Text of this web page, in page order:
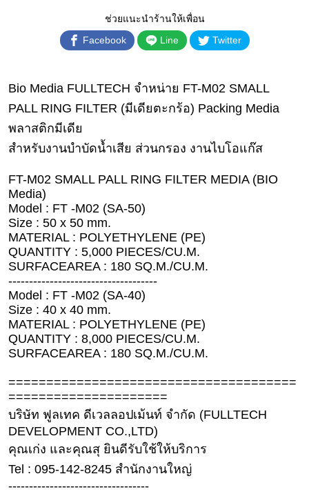
บันเทิง
ดู
หนัง
Station
ละคร
บันเทิง
เกาหลี
ไลฟ์
ไตล์
ดูด
วง
หญิง
ผู้ชาย
สุขภาพ
ท่อง
เที่ยว
ช่วยแนะนำร้านให้เพื่อน
Facebook
Line Twitter
Bio Media FULLTECH จำหน่าย FT-M02 SMALL
PALL RING FILTER (มีเดียตะกร้อ) Packing Media
พลาสติกมีเดีย
สำหรับงานบำบัดน้ำเสีย ส่วนกรอง งานไบโอแก๊ส
FT-M02 SMALL PALL RING FILTER MEDIA (BIO
Media)
Model : FT -M02 (SA-50)
Size : 50 x 50 mm.
MATERIAL : POLYETHYLENE (PE)
QUANTITY : 5,000 PIECES/CU.M.
SURFACEAREA : 180 SQ.M./CU.M.
------------------------------------
Model : FT -M02 (SA-40)
Size : 40 x 40 mm.
MATERIAL : POLYETHYLENE (PE)
QUANTITY : 8,000 PIECES/CU.M.
SURFACEAREA : 180 SQ.M./CU.M.
======================================
=====================
บริษัท ฟูลเทค ดีเวลลอปเม้นท์ จำกัด (FULLTECH
DEVELOPMENT CO.,LTD)
คุณเก่ง และคุณสุ ยินดีรับใช้ให้บริการ
Tel : 095-142-8245 สำนักงานใหญ่
----------------------------------